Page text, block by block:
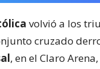
volvió a los
cruzado
, en el Claro